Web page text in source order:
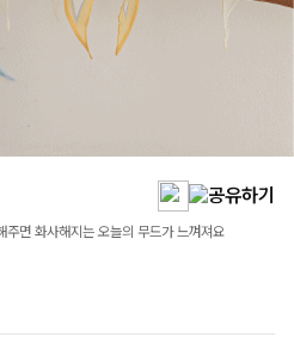
면 화사해지는 오늘의 무드가 느껴져요